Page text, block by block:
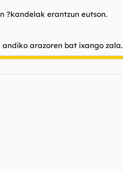
?kandelak erantzun eutson.
arazoren bat ixango zala.